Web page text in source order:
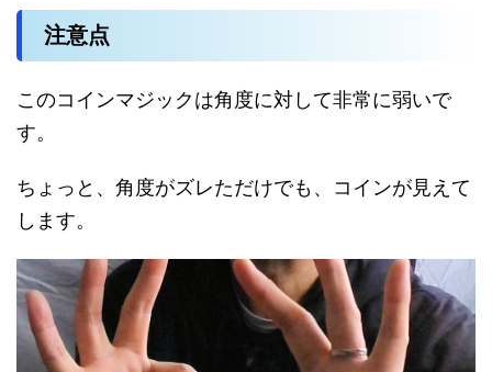
注意点
このコインマジックは角度に対して非常に弱いで
す。
ちょっと、角度がズレただけでも、コインが見えて
します。